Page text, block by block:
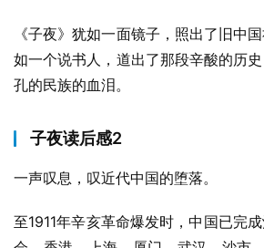
《子夜》犹如一面镜子，照出了旧中
如一个说书人，道出了那段辛酸的历
孔的民族的血泪。
子夜读后感2
一声叹息，叹近代中国的堕落。
至1911年辛亥革命爆发时，中国已完